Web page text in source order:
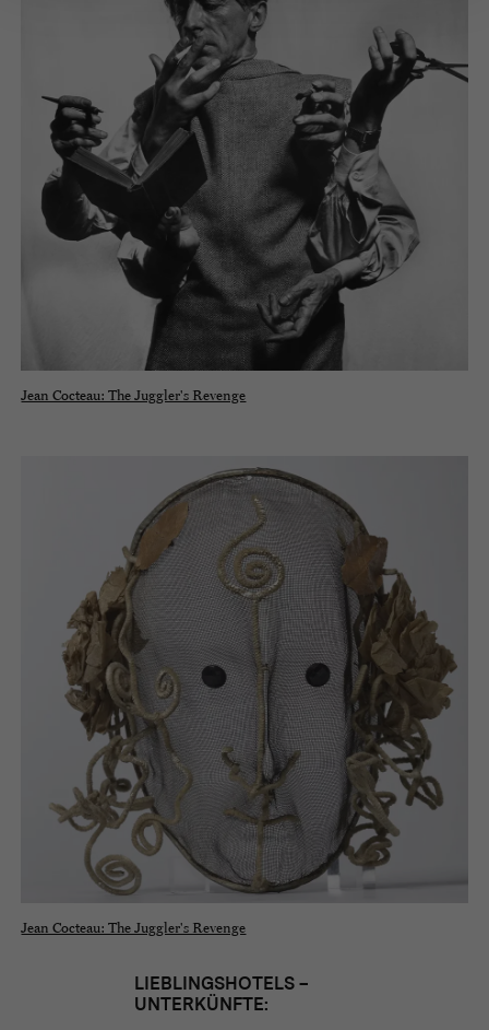
Jean Cocteau: The Juggler's Revenge
Jean Cocteau: The Juggler's Revenge
LIEBLINGSHOTELS –
UNTERKÜNFTE: